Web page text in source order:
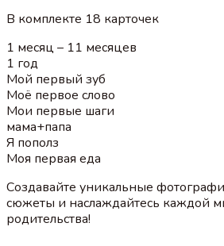
В комплекте 18 карточек
1 месяц – 11 месяцев
1 год
Мой первый зуб
Моё первое слово
Мои первые шаги
мама+папа
Я пополз
Моя первая еда
Создавайте уникальные
сюжеты и наслаждайтесь каждой
родительства!